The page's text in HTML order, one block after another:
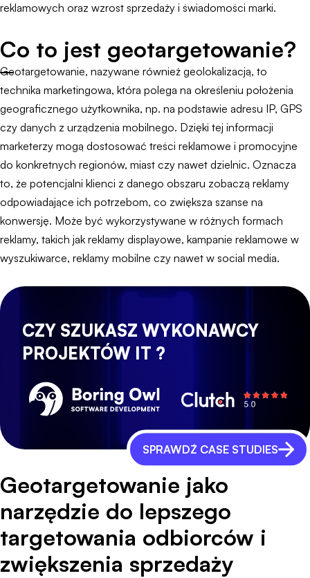
reklamowych oraz wzrost sprzedaży i świadomości marki.
Co to jest geotargetowanie?
Geotargetowanie, nazywane również geolokalizacją, to
technika marketingowa, która polega na określeniu położenia
geograficznego użytkownika, np. na podstawie adresu IP, GPS
czy danych z urządzenia mobilnego. Dzięki tej informacji
marketerzy mogą dostosować treści reklamowe i promocyjne
do konkretnych regionów, miast czy nawet dzielnic. Oznacza
to, że potencjalni klienci z danego obszaru zobaczą reklamy
odpowiadające ich potrzebom, co zwiększa szanse na
konwersję. Może być wykorzystywane w różnych formach
reklamy, takich jak reklamy displayowe, kampanie reklamowe w
wyszukiwarce, reklamy mobilne czy nawet w social media.
CZY SZUKASZ WYKONAWCY
PROJEKTÓW IT ?
SPRAWDŹ CASE STUDIES
Geotargetowanie jako
narzędzie do lepszego
targetowania odbiorców i
zwiększenia sprzedaży